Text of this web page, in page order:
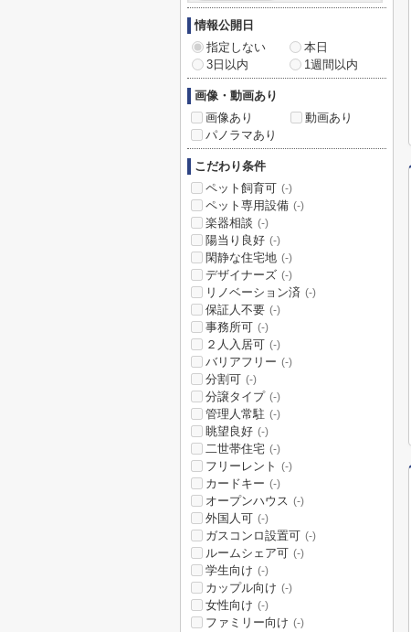
情報公開日
指定しない
本日
3日以内
1週間以内
画像・動画あり
画像あり
動画あり
パノラマあり
こだわり条件
ペット飼育可 (-)
ペット専用設備 (-)
楽器相談 (-)
陽当り良好 (-)
閑静な住宅地 (-)
デザイナーズ (-)
リノベーション済 (-)
保証人不要 (-)
事務所可 (-)
２人入居可 (-)
バリアフリー (-)
分割可 (-)
分譲タイプ (-)
管理人常駐 (-)
眺望良好 (-)
二世帯住宅 (-)
フリーレント (-)
カードキー (-)
オープンハウス (-)
外国人可 (-)
ガスコンロ設置可 (-)
ルームシェア可 (-)
学生向け (-)
カップル向け (-)
女性向け (-)
ファミリー向け (-)